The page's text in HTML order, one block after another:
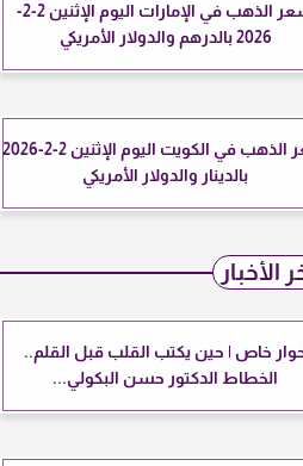
سعر الذهب في الإمارات اليوم الإثنين 2-2-
2026 بالدرهم والدولار الأمريكي
سعر الذهب في الكويت اليوم الإثنين 2-2-2026
بالدينار والدولار الأمريكي
الأخبار
خاص | حين يكتب القلب قبل القلم..
الخطاط الدكتور حسن البكولي...